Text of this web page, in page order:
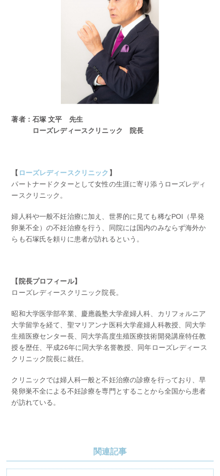
著者：石塚 文平 先生
ローズレディースクリニック 院長
【 ローズレディースクリニック 】
パートナードクターとして女性の生涯に寄り添うローズレディ
ースクリニック。
婦人科や一般不妊治療に加え、世界的に見ても稀なPOI（早発
卵巣不全）の不妊治療を行う、同院には国内のみならず海外か
らも石塚氏を頼りに患者が訪れるという。
【院長プロフィール】
ローズレディースクリニック院長。
昭和大学医学部卒業、慶應義塾大学産婦人科、カリフォルニア
大学留学を経て、聖マリアンナ医科大学産婦人科教授、同大学
生殖医療センター長、同大学高度生殖医療技術開発講座特任教
授を歴任、平成26年に同大学名誉教授、同年ローズレディース
クリニック院長に就任。
クリニックでは婦人科一般と不妊治療の診療を行っており、早
発卵巣不全による不妊診療を専門とすることから全国から患者
が訪れている。
関連記事